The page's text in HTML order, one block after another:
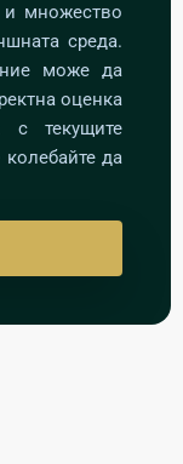
и множество
среда.
може да
оценка
текущите
да